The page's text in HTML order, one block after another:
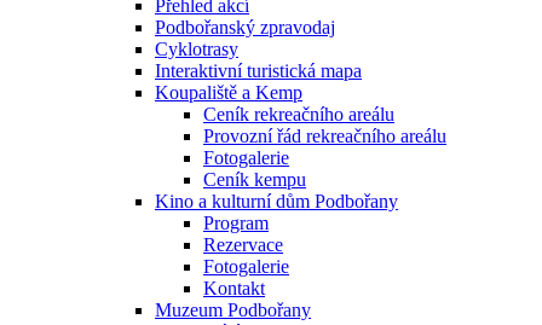
Přehled akcí
Podbořanský zpravodaj
Cyklotrasy
Interaktivní turistická mapa
Koupaliště a Kemp
Ceník rekreačního areálu
Provozní řád rekreačního areálu
Fotogalerie
Ceník kempu
Kino a kulturní dům Podbořany
Program
Rezervace
Fotogalerie
Kontakt
Muzeum Podbořany